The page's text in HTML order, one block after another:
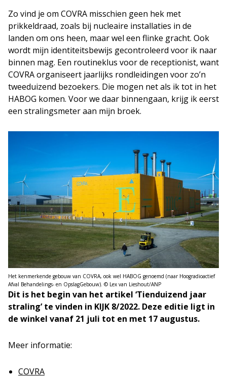
Zo vind je om COVRA misschien geen hek met
prikkeldraad, zoals bij nucleaire installaties in de
landen om ons heen, maar wel een flinke gracht. Ook
wordt mijn identiteitsbewijs gecontroleerd voor ik naar
binnen mag. Een routineklus voor de receptionist, want
COVRA organiseert jaarlijks rondleidingen voor zo’n
tweeduizend bezoekers. Die mogen net als ik tot in het
HABOG komen. Voor we daar binnengaan, krijg ik eerst
een stralingsmeter aan mijn broek.
Het kenmerkende gebouw van COVRA, ook wel HABOG genoemd (naar Hoogradioactief
Afval Behandelings- en OpslagGebouw). © Lex van Lieshout/ANP
Dit is het begin van het artikel ‘Tienduizend jaar
straling’ te vinden in KIJK 8/2022. Deze editie ligt in
de winkel vanaf 21 juli tot en met 17 augustus.
Meer informatie:
COVRA